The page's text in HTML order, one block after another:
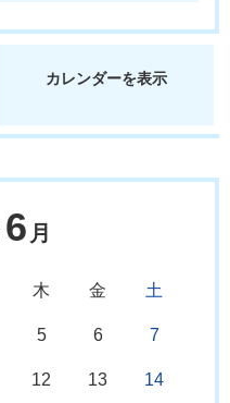
カレンダーを表示
6 月
木 金 土
5 6 7
12 13 14